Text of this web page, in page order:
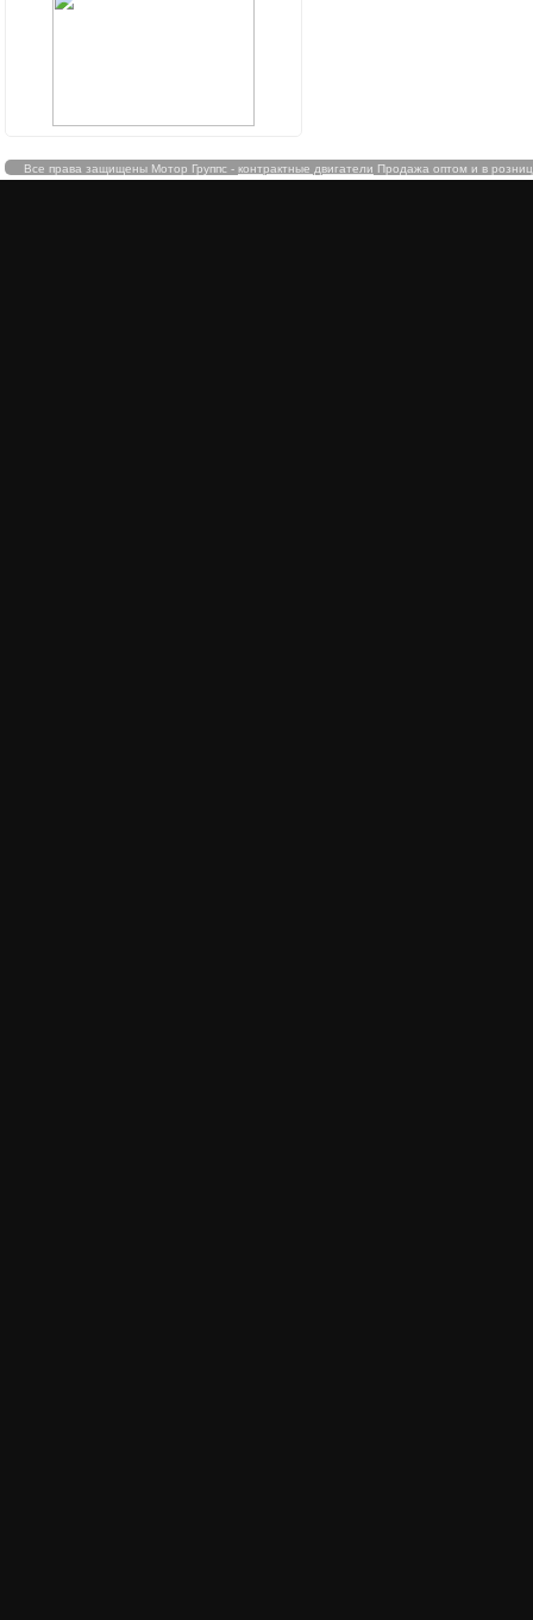
Все права защищены Мотор Группс - контрактные двигатели Продажа оптом и в